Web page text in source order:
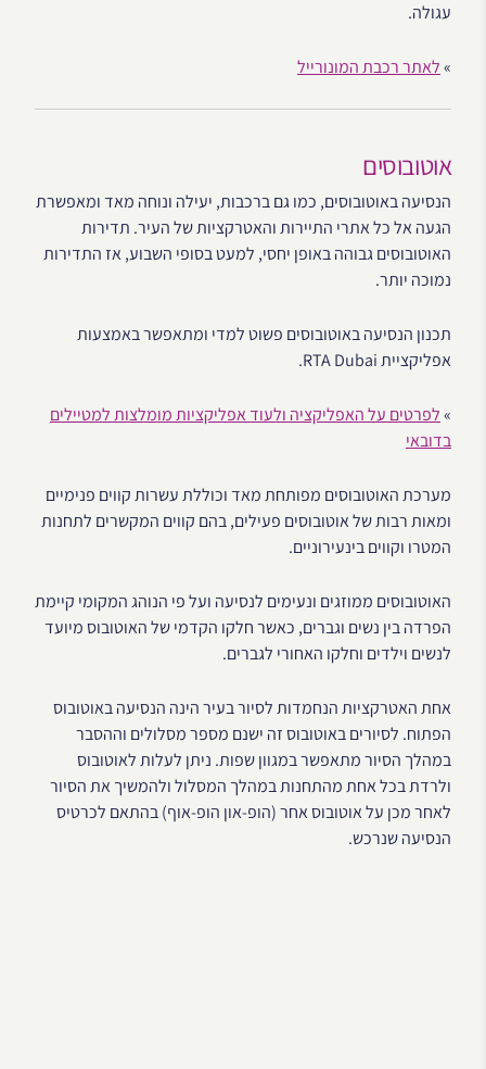
עגולה.
»לאתר רכבת המונורייל
אוטובוסים
הנסיעה באוטובוסים, כמו גם ברכבות, יעילה ונוחה מאד ומאפשרת
הגעה אל כל אתרי התיירות והאטרקציות של העיר. תדירות
האוטובוסים גבוהה באופן יחסי, למעט בסופי השבוע, אז התדירות
נמוכה יותר.
תכנון הנסיעה באוטובוסים פשוט למדי ומתאפשר באמצעות
אפליקציית RTA Dubai.
»לפרטים על האפליקציה ולעוד אפליקציות מומלצות למטיילים
בדובאי
מערכת האוטובוסים מפותחת מאד וכוללת עשרות קווים פנימיים
ומאות רבות של אוטובוסים פעילים, בהם קווים המקשרים לתחנות
המטרו וקווים בינעירוניים.
האוטובוסים ממוזגים ונעימים לנסיעה ועל פי הנוהג המקומי קיימת
הפרדה בין נשים וגברים, כאשר חלקו הקדמי של האוטובוס מיועד
לנשים וילדים וחלקו האחורי לגברים.
אחת האטרקציות הנחמדות לסיור בעיר הינה הנסיעה באוטובוס
הפתוח. לסיורים באוטובוס זה ישנם מספר מסלולים וההסבר
במהלך הסיור מתאפשר במגוון שפות. ניתן לעלות לאוטובוס
ולרדת בכל אחת מהתחנות במהלך המסלול ולהמשיך את הסיור
לאחר מכן על אוטובוס אחר (הופ-און הופ-אוף) בהתאם לכרטיס
הנסיעה שנרכש.